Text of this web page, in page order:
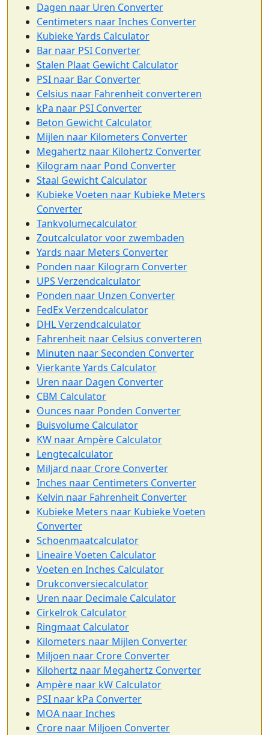
Dagen naar Uren Converter
Centimeters naar Inches Converter
Kubieke Yards Calculator
Bar naar PSI Converter
Stalen Plaat Gewicht Calculator
PSI naar Bar Converter
Celsius naar Fahrenheit converteren
kPa naar PSI Converter
Beton Gewicht Calculator
Mijlen naar Kilometers Converter
Megahertz naar Kilohertz Converter
Kilogram naar Pond Converter
Staal Gewicht Calculator
Kubieke Voeten naar Kubieke Meters
Converter
Tankvolumecalculator
Zoutcalculator voor zwembaden
Yards naar Meters Converter
Ponden naar Kilogram Converter
UPS Verzendcalculator
Ponden naar Unzen Converter
FedEx Verzendcalculator
DHL Verzendcalculator
Fahrenheit naar Celsius converteren
Minuten naar Seconden Converter
Vierkante Yards Calculator
Uren naar Dagen Converter
CBM Calculator
Ounces naar Ponden Converter
Buisvolume Calculator
KW naar Ampère Calculator
Lengtecalculator
Miljard naar Crore Converter
Inches naar Centimeters Converter
Kelvin naar Fahrenheit Converter
Kubieke Meters naar Kubieke Voeten
Converter
Schoenmaatcalculator
Lineaire Voeten Calculator
Voeten en Inches Calculator
Drukconversiecalculator
Uren naar Decimale Calculator
Cirkelrok Calculator
Ringmaat Calculator
Kilometers naar Mijlen Converter
Miljoen naar Crore Converter
Kilohertz naar Megahertz Converter
Ampère naar kW Calculator
PSI naar kPa Converter
MOA naar Inches
Crore naar Miljoen Converter